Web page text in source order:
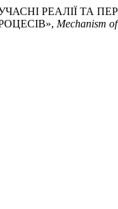
«СУЧАСНІ РЕАЛІЇ
Mechanism